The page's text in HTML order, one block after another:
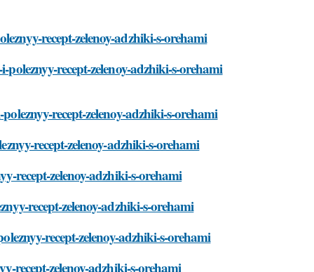
recept-zelenoy-adzhiki-s-orehami
recept-zelenoy-adzhiki-s-orehami
recept-zelenoy-adzhiki-s-orehami
recept-zelenoy-adzhiki-s-orehami
recept-zelenoy-adzhiki-s-orehami
recept-zelenoy-adzhiki-s-orehami
recept-zelenoy-adzhiki-s-orehami
recept-zelenoy-adzhiki-s-orehami